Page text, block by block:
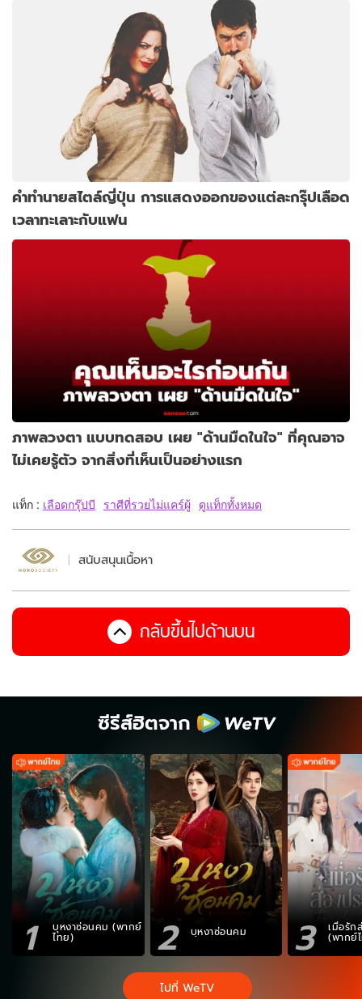
คําทํานายสไตล์ญี่ปุ่น การแสดงออกของแต่ละกรุ๊ปเลือด
เวลาทะเลาะกับแฟน
ภาพลวงตา แบบทดสอบ เผย "ด้านมืดในใจ" ที่คุณอาจ
ไม่เคยรู้ตัว จากสิ่งที่เห็นเป็นอย่างแรก
แท็ก : เลือดกรุ๊ปบี ราศีที่รวยไม่แคร์ผู้ ดูแท็กทั้งหมด
สนับสนุนเนื้อหา
กลับขึ้นไปด้านบน
ซีรีส์ฮิตจาก
1 บุหงาซ่อนคม (พากย์
ไทย) 2 บุหงาซ่อนคม 3 เมื่อรัก
(พากย์
ไปที่ WeTV